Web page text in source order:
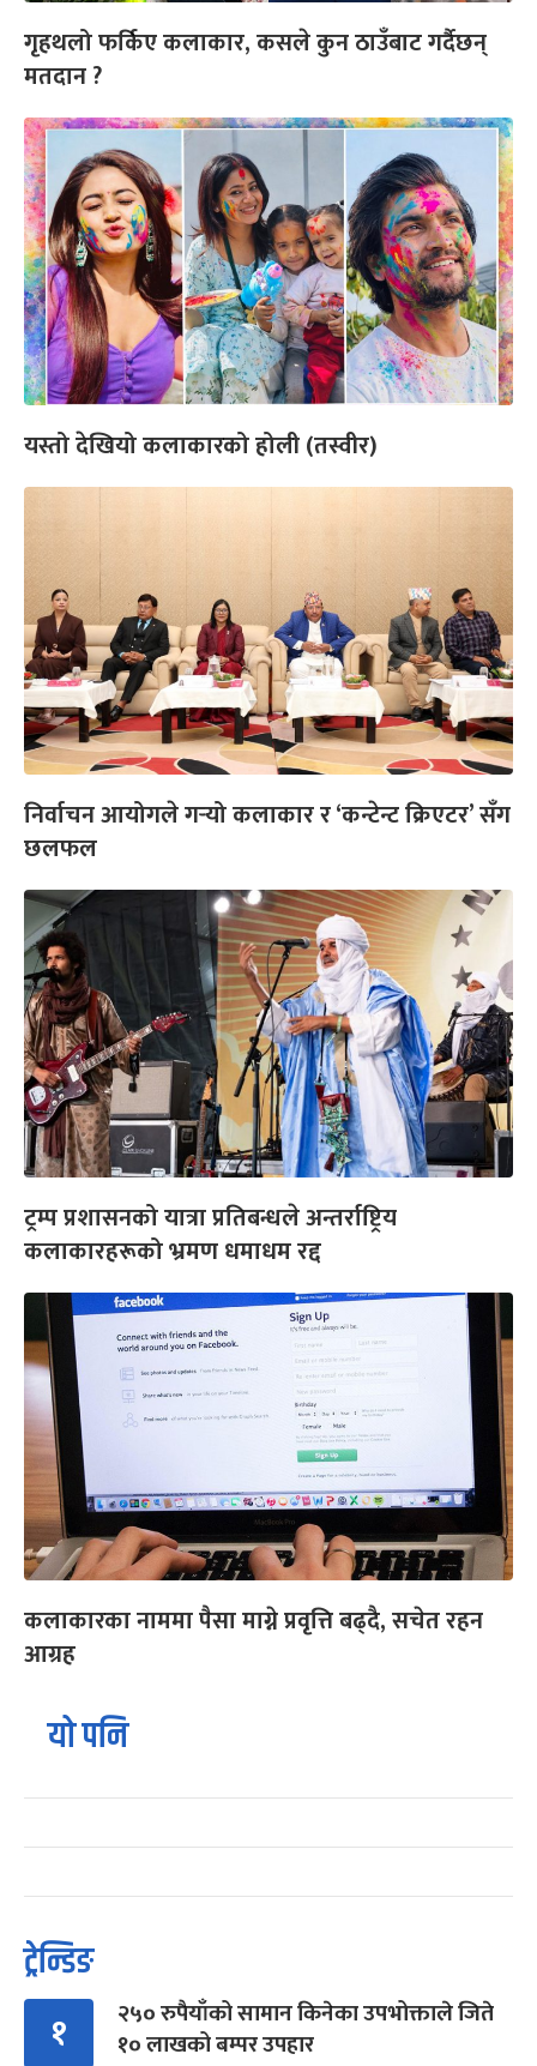
गृहथलो फर्किए कलाकार, कसले कुन ठाउँबाट गर्दैछन्
मतदान ?
यस्तो देखियो कलाकारको होली (तस्वीर)
निर्वाचन आयोगले गर्‍यो कलाकार र ‘कन्टेन्ट क्रिएटर’ सँग
छलफल
ट्रम्प प्रशासनको यात्रा प्रतिबन्धले अन्तर्राष्ट्रिय
कलाकारहरूको भ्रमण धमाधम रद्द
कलाकारका नाममा पैसा माग्ने प्रवृत्ति बढ्दै, सचेत रहन
आग्रह
यो पनि
ट्रेन्डिङ
१
२५० रुपैयाँको सामान किनेका उपभोक्ताले जिते
१० लाखको बम्पर उपहार